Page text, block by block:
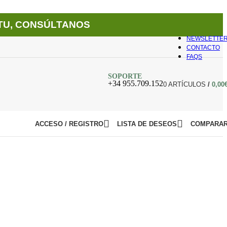
CONSÚLTANOS
CONTACTO
FAQS
SOPORTE
+34 955.709.1520 ARTÍCULOS / 0,00
más de
ACCESO / REGISTRO LISTA DE DESEOS